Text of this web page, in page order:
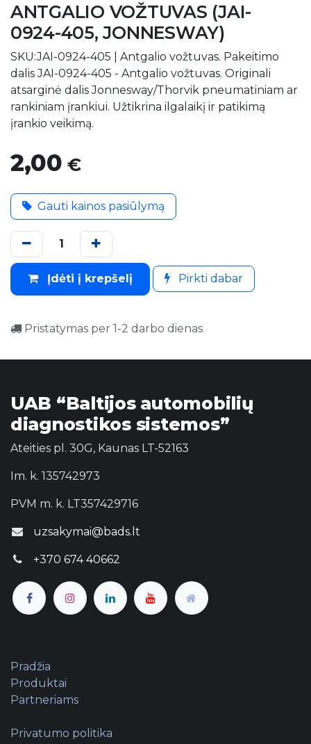
ANTGALIO VOŽTUVAS (JAI-
0924-405, JONNESWAY)
SKU:JAI-0924-405 | Antgalio vožtuvas. Pakeitimo
dalis JAI-0924-405 - Antgalio vožtuvas. Originali
atsarginė dalis Jonnesway/Thorvik pneumatiniam ar
rankiniam įrankiui. Užtikrina ilgalaikį ir patikimą
įrankio veikimą.
2,00 €
Gauti kainos pasiūlymą
Įdėti į krepšelį Pirkti dabar
Pristatymas per 1-2 darbo dienas
UAB “Baltijos automobilių
diagnostikos sistemos”
Ateities pl. 30G, Kaunas LT-52163
Im. k. 135742973
PVM m. k. LT357429716
uzsakymai@bads.lt
+370 674 40662
Pradžia
Produktai
Partneriams
Privatumo politika